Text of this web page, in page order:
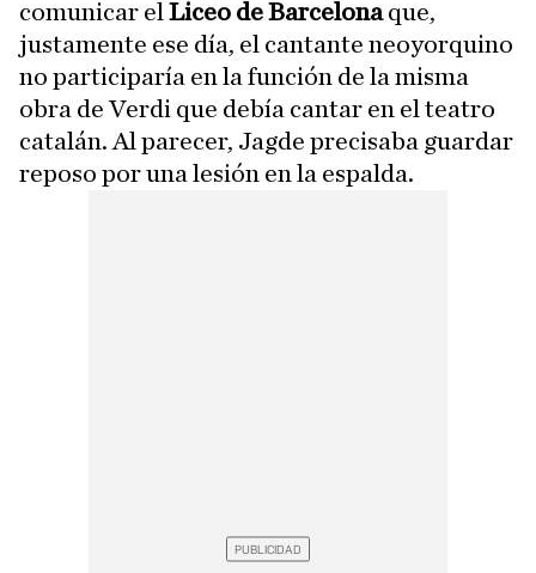
comunicar el Liceo de Barcelonaque,
justamente ese día, el cantante neoyorquino
no participaría en la función de la misma
obra de Verdi que debía cantar en el teatro
catalán. Al parecer, Jagde precisaba guardar
reposo por una lesión en la espalda.